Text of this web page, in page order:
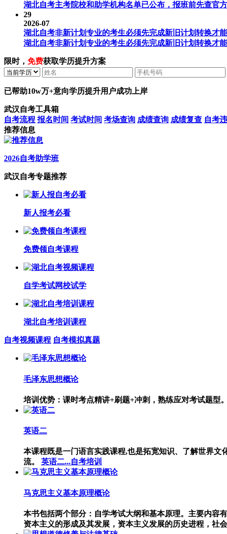
湖北自考主考院校和助学机构名单已公布，报班前先查官方
29
2026-07
湖北自考非新计划专业的考生必须先完成新旧计划转换才
湖北自考非新计划专业的考生必须先完成新旧计划转换才
限时， 免费获取学历提升方案
已帮助10w万+意向学历提升用户成功上岸
武汉自考工具箱
自考流程 报名时间 考试时间 考场查询 成绩查询 成绩复查 自考
推荐信息
2026自考助学班
武汉自考专题推荐
新人报考必看
免费领自考课程
自学考试网校试学
湖北自考培训课程
自考视频课程 自考模拟真题
毛泽东思想概论
培训优势：课时考点精讲+刷题+冲刺，熟练应对考试题型
英语二
本课程既是一门语言实践课程,也是拓宽知识、了解世界
流。
英语二...自考培训
马克思主义基本原理概论
本书包括两个部分：自学考试大纲和基本原理。主要内容
资本主义的形成及其发展，资本主义发展的历史进程，社